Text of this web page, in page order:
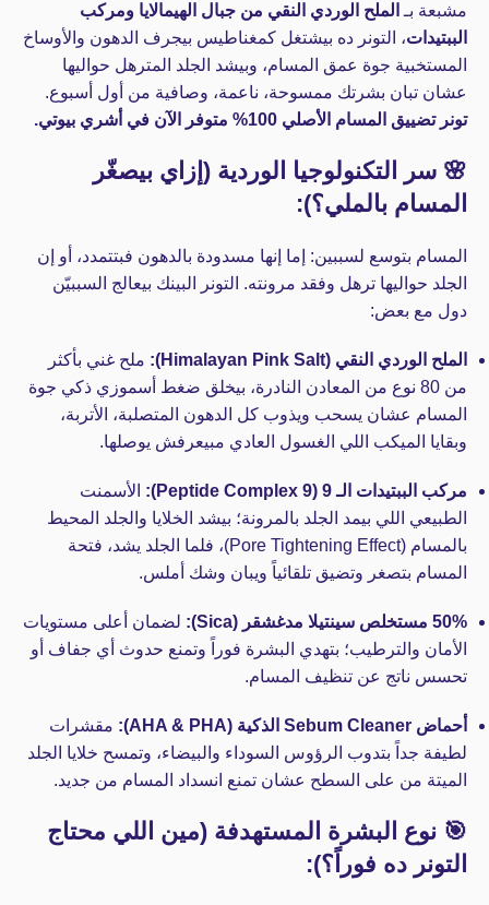
مشبعة بـ الملح الوردي النقي من جبال الهيمالايا ومركب
الببتيدات، التونر ده بيشتغل كمغناطيس بيجرف الدهون والأوساخ
المستخبية جوة عمق المسام، وبيشد الجلد المترهل حواليها
عشان تبان بشرتك ممسوحة، ناعمة، وصافية من أول أسبوع.
تونر تضييق المسام الأصلي 100% متوفر الآن في أشري بيوتي.
🌸 سر التكنولوجيا الوردية (إزاي بيصغّر
المسام بالملي؟):
المسام بتوسع لسببين: إما إنها مسدودة بالدهون فبتتمدد، أو إن
الجلد حواليها ترهل وفقد مرونته. التونر البينك بيعالج السببيّن
دول مع بعض:
الملح الوردي النقي (Himalayan Pink Salt):
ملح غني بأكثر
من 80 نوع من المعادن النادرة، بيخلق ضغط أسموزي ذكي جوة
المسام عشان يسحب ويذوب كل الدهون المتصلبة، الأتربة،
وبقايا الميكب اللي الغسول العادي مبيعرفش يوصلها.
مركب الببتيدات الـ 9 (9 Peptide Complex):
الأسمنت
الطبيعي اللي بيمد الجلد بالمرونة؛ بيشد الخلايا والجلد المحيط
بالمسام (Pore Tightening Effect)، فلما الجلد يشد، فتحة
المسام بتصغر وتضيق تلقائياً ويبان وشك أملس.
50% مستخلص سينتيلا مدغشقر (Sica):
لضمان أعلى مستويات
الأمان والترطيب؛ بتهدي البشرة فوراً وتمنع حدوث أي جفاف أو
تحسس ناتج عن تنظيف المسام.
أحماض Sebum Cleaner الذكية (AHA & PHA):
مقشرات
لطيفة جداً بتدوب الرؤوس السوداء والبيضاء، وتمسح خلايا الجلد
الميتة من على السطح عشان تمنع انسداد المسام من جديد.
🎯 نوع البشرة المستهدفة (مين اللي محتاج
التونر ده فوراً؟):